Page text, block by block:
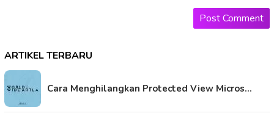
ARTIKEL TERBARU
Cara Menghilangkan Protected View Micros…